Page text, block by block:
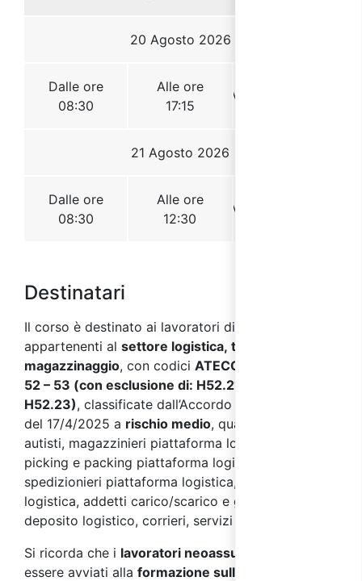
Destinatari
Il corso è destinato ai lavoratori di aziende
appartenenti al settore logistica, trasporto e
magazzinaggio, con codici ATECO 2007 H 49.4 -
52 – 53 (con esclusione di: H52.21, H52.22,
H52.23), classificate dall’Accordo Stato Regioni
del 17/4/2025 a rischio medio, quali ad esempio:
autisti, magazzinieri piattaforma logistica, addetti
picking e packing piattaforma logistica,
spedizionieri piattaforma logistica, addetti
logistica, addetti carico/scarico e gestione
deposito logistico, corrieri, servizi postali.
Si ricorda che i lavoratori neoassunti
essere avviati alla formazione sulla